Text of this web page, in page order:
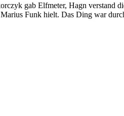
gab Elfmeter, Hagn verstand
Funk hielt. Das Ding war